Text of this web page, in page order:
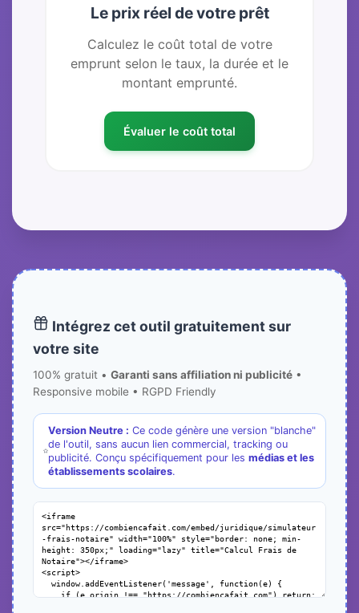
Le prix réel de votre prêt
Calculez le coût total de votre
emprunt selon le taux, la durée et le
montant emprunté.
Évaluer le coût total
Intégrez cet outil gratuitement sur
votre site
100% gratuit • Garanti sans affiliation ni publicité •
Responsive mobile • RGPD Friendly
Version Neutre : Ce code génère une version "blanche"
de l'outil, sans aucun lien commercial, tracking ou
publicité. Conçu spécifiquement pour les médias et les
établissements scolaires.